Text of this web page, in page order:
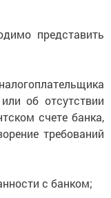
представить
об отсутствии
счете банка,
требований
с банком;